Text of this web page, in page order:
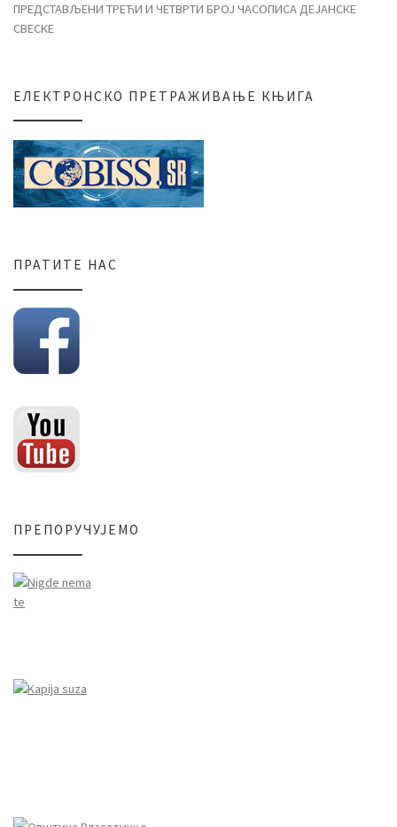
ПРЕДСТАВЉЕНИ ТРЕЋИ И ЧЕТВРТИ БРОЈ ЧАСОПИСА ДЕЈАНСКЕ
СВЕСКЕ
ЕЛЕКТРОНСКО ПРЕТРАЖИВАЊЕ КЊИГА
ПРАТИТЕ НАС
ПРЕПОРУЧУЈЕМО